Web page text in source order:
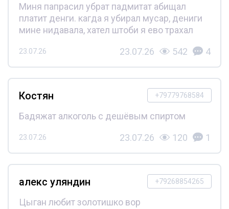
Миня папрасил убрат падмитат абищал
платит денги. кагда я убирал мусар, дениги
мине нидавала, хател штоби я ево трахал
23.07.26 23.07.26 542 4
+79779768584
Костян
Бадяжат алкоголь с дешёвым спиртом
23.07.26 23.07.26 120 1
+79268854265
алекс уляндин
Цыган любит золотишко вор